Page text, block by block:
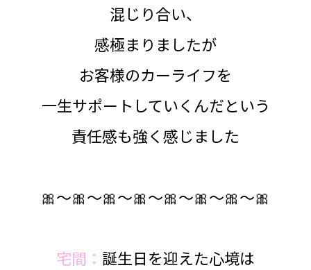
混じり合い、
感極まりましたが
お客様のカーライフを
一生サポートしていくんだという
責任感も強く感じました
🎀～🎀～🎀～🎀～🎀～🎀～🎀～🎀
宅間： 誕生日を迎えた心境は